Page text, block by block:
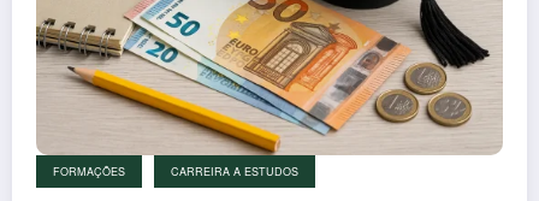
FORMAÇÕES CARREIRA A ESTUDOS